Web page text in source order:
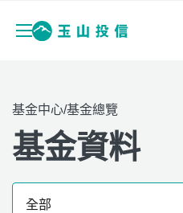
基金中心/基金總覽
基金資料